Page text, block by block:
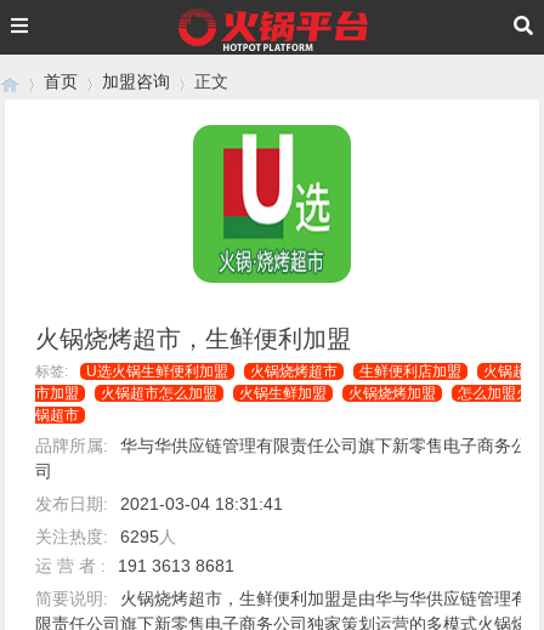
首页 加盟咨询 正文
火锅烧烤超市，生鲜便利加盟
标签: U选火锅生鲜便利加盟 火锅烧烤超市 生鲜便利店加盟
火锅超
市加盟
火锅超市怎么加盟 火锅生鲜加盟 火锅烧烤加盟
怎么加盟火
锅超市
品牌所属:
华与华供应链管理有限责任公司旗下新零售电子商务公
司
发布日期:
2021-03-04 18:31:41
关注热度:
6295人
运 营 者 :
191 3613 8681
简要说明:
火锅烧烤超市，生鲜便利加盟是由华与华供应链管理有
限责任公司旗下新零售电子商务公司独家策划运营的多模式火锅烧